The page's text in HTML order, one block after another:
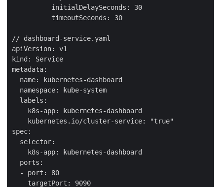
          initialDelaySeconds: 30
          timeoutSeconds: 30
// dashboard-service.yaml
apiVersion: v1
kind: Service
metadata:
  name: kubernetes-dashboard
  namespace: kube-system
  labels:
    k8s-app: kubernetes-dashboard
    kubernetes.io/cluster-service: "true"
spec:
  selector:
    k8s-app: kubernetes-dashboard
  ports:
  - port: 80